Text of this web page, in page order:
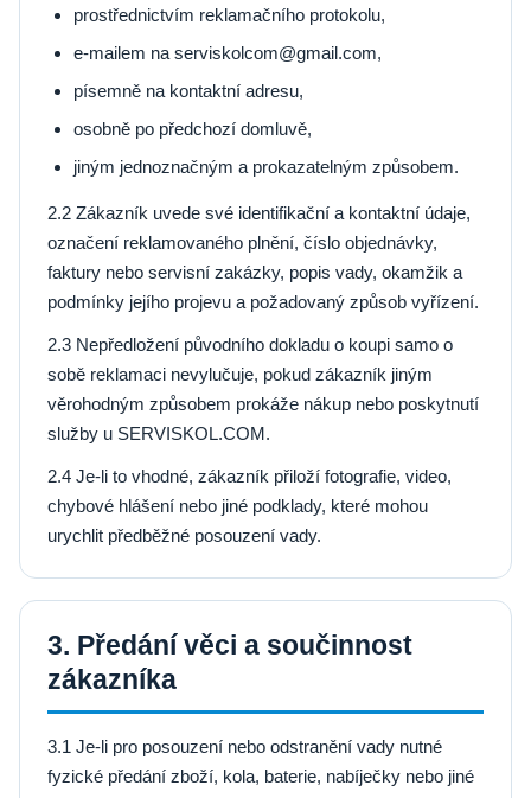
prostřednictvím reklamačního protokolu,
e-mailem na serviskolcom@gmail.com,
písemně na kontaktní adresu,
osobně po předchozí domluvě,
jiným jednoznačným a prokazatelným způsobem.
2.2 Zákazník uvede své identifikační a kontaktní údaje,
označení reklamovaného plnění, číslo objednávky,
faktury nebo servisní zakázky, popis vady, okamžik a
podmínky jejího projevu a požadovaný způsob vyřízení.
2.3 Nepředložení původního dokladu o koupi samo o
sobě reklamaci nevylučuje, pokud zákazník jiným
věrohodným způsobem prokáže nákup nebo poskytnutí
služby u SERVISKOL.COM.
2.4 Je-li to vhodné, zákazník přiloží fotografie, video,
chybové hlášení nebo jiné podklady, které mohou
urychlit předběžné posouzení vady.
3. Předání věci a součinnost
zákazníka
3.1 Je-li pro posouzení nebo odstranění vady nutné
fyzické předání zboží, kola, baterie, nabíječky nebo jiné